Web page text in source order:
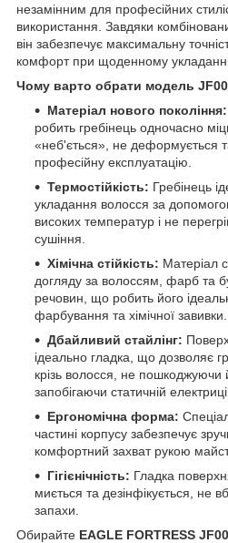
незамінним для професійних
використання. Завдяки
він забезпечує максимальну
комфорт при щоденному
Чому варто обрати модель
Матеріал нового покоління:
робить гребінець одночасно
«неб'ється», не деформується
професійну експлуатацію.
Термостійкість: Гребінець
укладання волосся за
високих температур і не
сушіння.
Хімічна стійкість: Матеріал
догляду за волоссям, фарб та
речовин, що робить його
фарбування та хімічної завивки.
Дбайливий стайлінг:
ідеально гладка, що дозволяє
крізь волосся, не пошкоджуючи
запобігаючи статичній електриці.
Ергономічна форма:
частині корпусу забезпечує
комфортний захват рукою
Гігієнічність: Гладка
миється та дезінфікується, не
запахи.
​Обирайте EAGLE FORTRESS